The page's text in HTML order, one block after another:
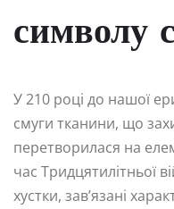
символу
У 210 році до нашої
смуги тканини, що
перетворилася на
час Тридцятилітньої
хустки, зав’язані